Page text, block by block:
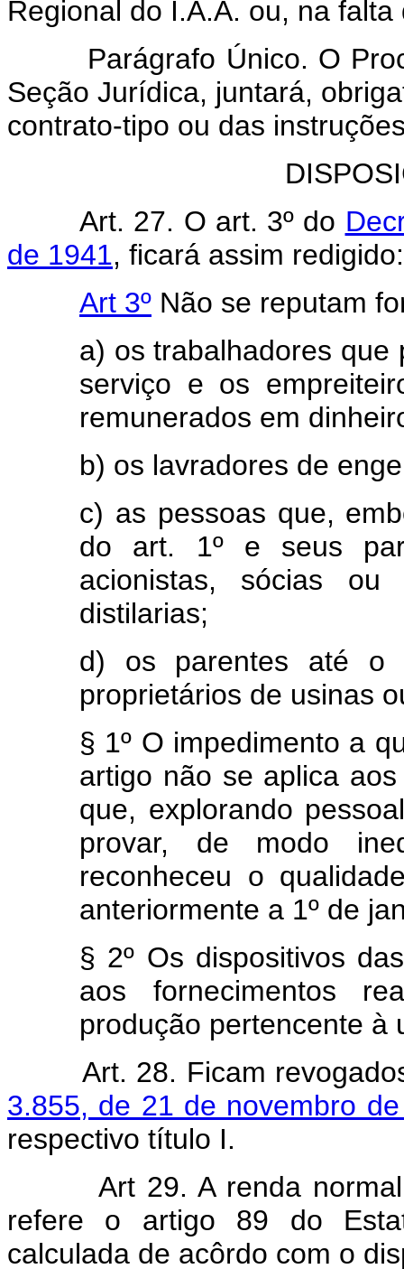
Regional do I.A.A. ou, na
Parágrafo Único. O
Seção Jurídica, juntará,
contrato-tipo ou das
Art. 27. O art. 3º do
de 1941, ficará assim redigido:
Art 3º Não se reputam
a) os trabalhadores que
serviço e os
remunerados em
b) os lavradores de
c) as pessoas que,
do art. 1º e seus
acionistas, sócias
distilarias;
d) os parentes até o
proprietários de usinas
§ 1º O impedimento a
artigo não se aplica
que, explorando
provar, de modo
reconheceu o
anteriormente a 1º de
§ 2º Os dispositivos
aos fornecimentos
produção pertencente à
Art. 28. Ficam
3.855, de 21 de novembro
respectivo título I.
Art 29. A renda
refere o artigo 89 do
calculada de acôrdo com o